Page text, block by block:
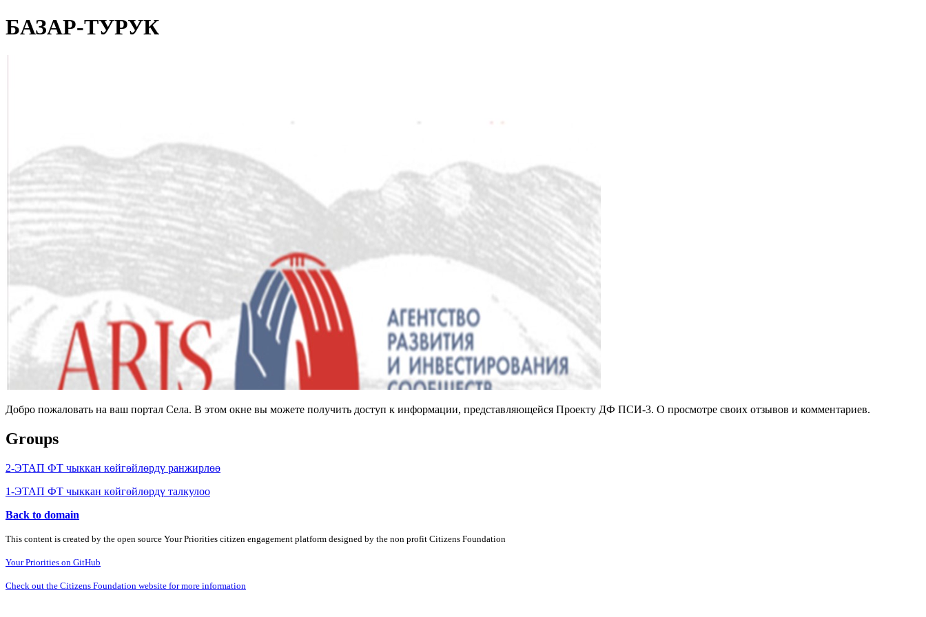
БАЗАР-ТУРУК
Добро пожаловать на ваш портал Села. В этом окне вы можете получить доступ к информации, представляющейся Проекту ДФ ПСИ-3. О просмотре своих отзывов и комментариев.
Groups
2-ЭТАП ФТ чыккан көйгөйлөрдү ранжирлөө
1-ЭТАП ФТ чыккан көйгөйлөрдү талкулоо
Back to domain
This content is created by the open source Your Priorities citizen engagement platform designed by the non profit Citizens Foundation
Your Priorities on GitHub
Check out the Citizens Foundation website for more information